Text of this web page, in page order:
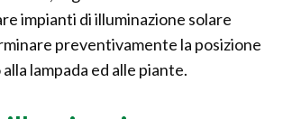
impianti di illuminazione solare
preventivamente la posizione
lampada ed alle piante.